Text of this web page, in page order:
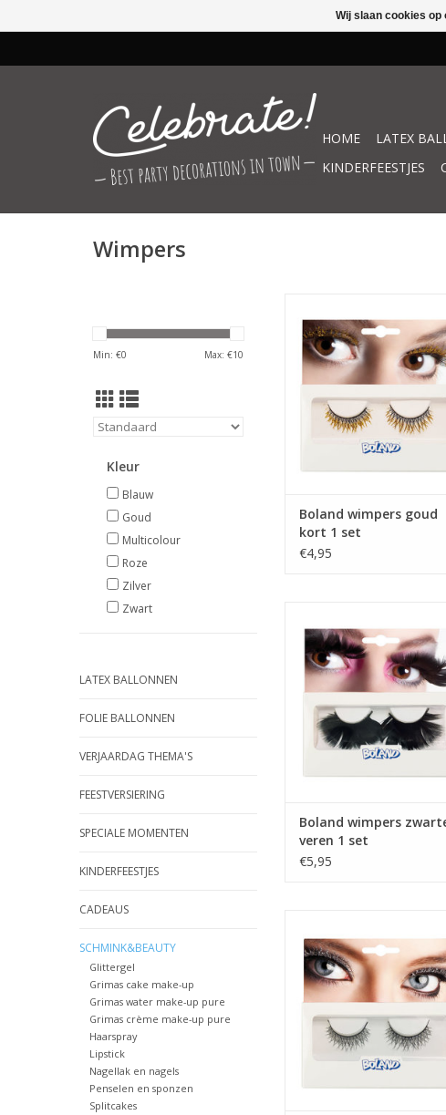
HOME LATEX
KINDERFEESTJES
Wimpers
Min: €0 Max: €10
Kleur
Blauw
Goud
Multicolour
Roze
Zilver
Zwart
LATEX BALLONNEN
FOLIE BALLONNEN
VERJAARDAG THEMA'S
FEESTVERSIERING
SPECIALE MOMENTEN
KINDERFEESTJES
CADEAUS
SCHMINK&BEAUTY
Glittergel
Grimas cake make-up
Grimas water make-up pure
Grimas crème make-up pure
Haarspray
Lipstick
Nagellak en nagels
Penselen en sponzen
Splitcakes
TOEVOEGEN AAN
Boland wimpers goud
kort 1 set
€4,95
set
TOEVOEGEN AAN
Boland wimpers
veren 1 set
€5,95
Wij slaan cookies op